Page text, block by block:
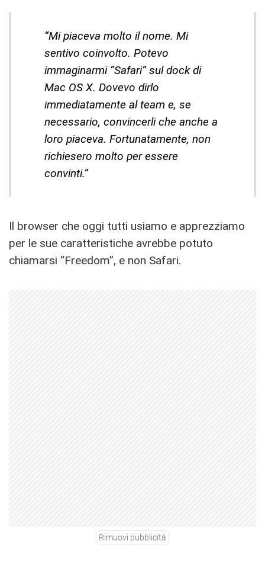
“Mi piaceva molto il nome. Mi
sentivo coinvolto. Potevo
immaginarmi “Safari” sul dock di
Mac OS X. Dovevo dirlo
immediatamente al team e, se
necessario, convincerli che anche a
loro piaceva. Fortunatamente, non
richiesero molto per essere
convinti.”
Il browser che oggi tutti usiamo e apprezziamo
per le sue caratteristiche avrebbe potuto
chiamarsi “Freedom”, e non Safari.
Rimuovi pubblicità